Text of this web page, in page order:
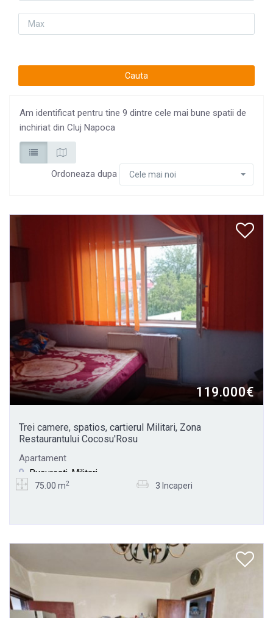
Am identificat pentru tine 9 dintre cele mai bune spatii de
inchiriat din Cluj Napoca
Ordoneaza dupa Cele mai noi
119.000€
Trei camere, spatios, cartierul Militari, Zona
Restaurantului Cocosu'Rosu
Apartament
Bucuresti, Militari
75.00 m2 3 Incaperi